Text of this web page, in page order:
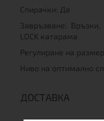
Спирачки: Да
Завръзване:
LOCK катарама
Регулиране на
Ниво на оптимално
ДОСТАВКА